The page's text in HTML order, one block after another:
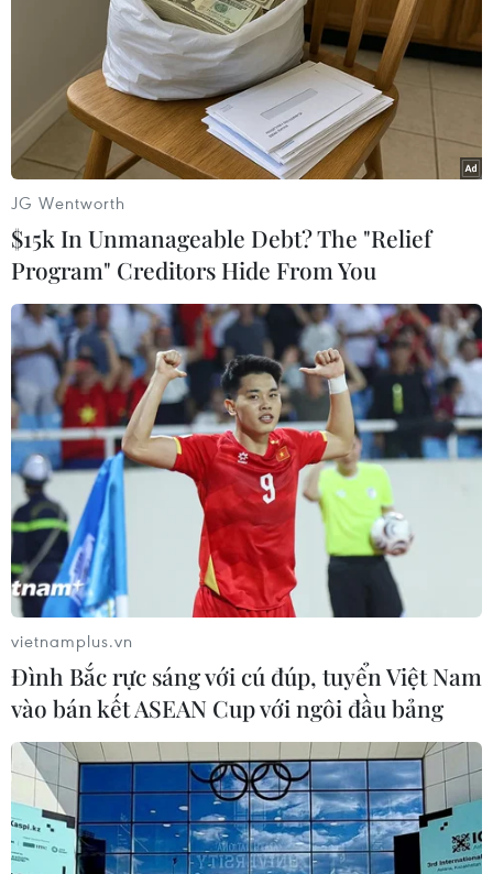
còn khoảng 1%. Trước diễn biến về khả năng
đồng USD tiếp tục mạnh lên trong rổ tiền tệ,
một số chuyên gia cho rằng có khả năng Ngân
hàng nhà nước sẽ có động thái điều chỉnh tỷ giá
hợp lý.
Quản lý Kinh tế Trung ương) cũng nhấn mạnh,
“dù trong bất kỳ tình huống nào, tôi nghĩ mức
điều chỉnh tỷ giá từ nay đến cuối năm không
quá 1%. Với tất cả dự báo về các thông số quan
trọng như dự trữ ngoại tệ, cán cân thanh toán
quốc tế… khả quan, nếu có phải điều chỉnh
Ngân hàng Nhà nước sẽ rất chủ động trong điều
hành chính sách.”/.
(Vietnam+)
JG Wentworth
$15k In Unmanageable Debt? The "Relief
Program" Creditors Hide From You
vietnamplus.vn
Đình Bắc rực sáng với cú đúp, tuyển Việt Nam
vào bán kết ASEAN Cup với ngôi đầu bảng